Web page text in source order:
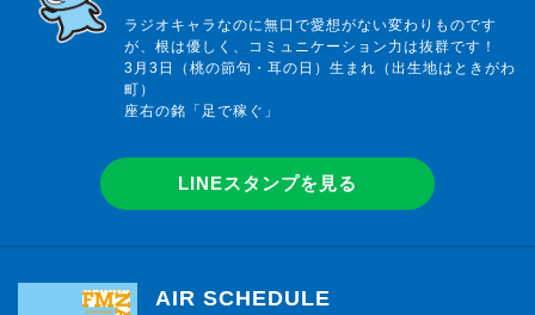
ラジオキャラなのに無口で愛想がない変わりものです
が、根は優しく、コミュニケーション力は抜群です！
3月3日（桃の節句・耳の日）生まれ（出生地はときがわ
町）
座右の銘「足で稼ぐ」
LINEスタンプを見る
AIR SCHEDULE